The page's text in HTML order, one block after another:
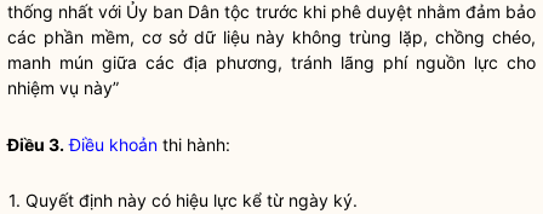
thống nhất với Ủy ban Dân tộc trước khi phê duyệt nhằm đảm bảo
các phần mềm, cơ sở dữ liệu này không trùng lặp, chồng chéo,
manh mún giữa các địa phương, tránh lãng phí nguồn lực cho
nhiệm vụ này”
Điều 3. Điều khoản thi hành:
1. Quyết định này có hiệu lực kể từ ngày ký.